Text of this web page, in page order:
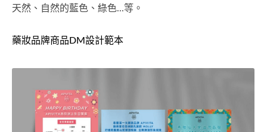
天然、自然的藍色、綠色...等。
藥妝品牌商品DM設計範本